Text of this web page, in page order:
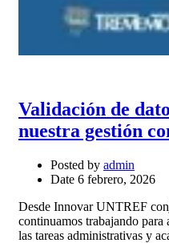
Validación de
nuestra gestión
Posted by admin
Date 6 febrero, 2026
Desde Innovar UNTREF
continuamos trabajando para
las tareas administrativas y